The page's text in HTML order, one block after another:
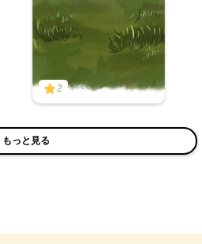
2
もっと見る